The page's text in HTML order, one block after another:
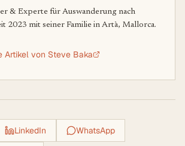
& Experte für Auswanderung nach
2023 mit seiner Familie in Artà, Mallorca.
Artikel von Steve Baka
LinkedIn WhatsApp